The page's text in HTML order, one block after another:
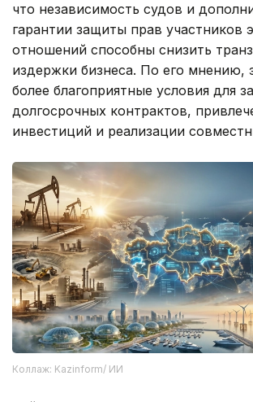
что независимость судов и
гарантии защиты прав участников
отношений способны снизить
издержки бизнеса. По его мнению,
более благоприятные условия для
долгосрочных контрактов,
инвестиций и реализации
Коллаж: Kazinform/ ИИ